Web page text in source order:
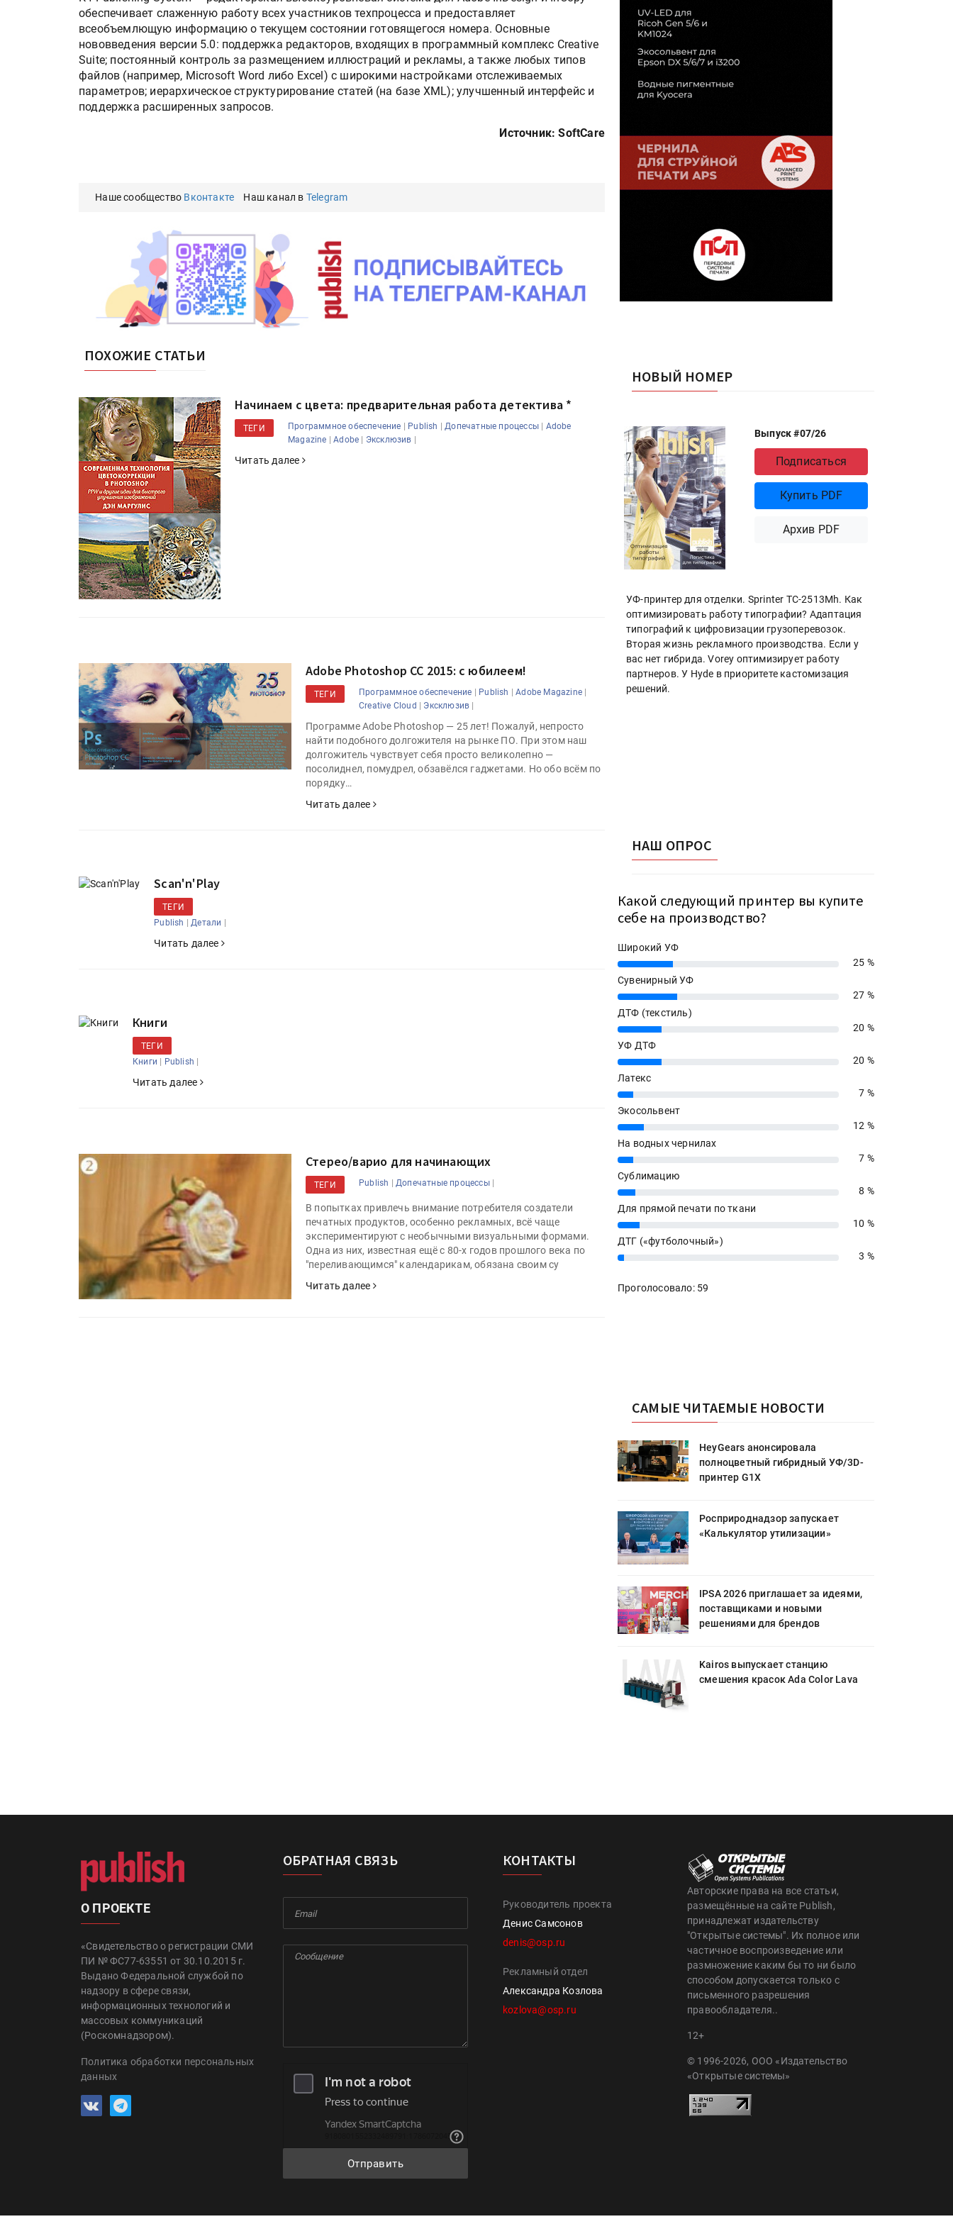
обеспечивает слаженную работу всех участников техпроцесса и предоставляет
всеобъемлющую информацию о текущем состоянии готовящегося номера. Основные
нововведения версии 5.0: поддержка редакторов, входящих в программный комплекс Сreative
Suite; постоянный контроль за размещением иллюстраций и рекламы, а также любых типов
файлов (например, Microsoft Word либо Excel) с широкими настройками отслеживаемых
параметров; иерархическое структурирование статей (на базе XML); улучшенный интерфейс и
поддержка расширенных запросов.
Источник: SoftCare
Наше сообщество Вконтакте Наш канал в Telegram
ПОХОЖИЕ СТАТЬИ
Начинаем с цвета: предварительная работа детектива *
ТЕГИ Программное обеспечение | Publish |Допечатные процессы | Adobe
Magazine |Adobe | Эксклюзив |
Читать далее
Adobe Photoshop CC 2015: с юбилеем!
ТЕГИ Программное обеспечение | Publish |Adobe Magazine |
Creative Cloud | Эксклюзив |
Программе Adobe Photoshop — 25 лет! Пожалуй, непросто
найти подобного долгожителя на рынке ПО. При этом наш
долгожитель чувствует себя просто великолепно —
посолиднел, помудрел, обзавёлся гаджетами. Но обо всём по
порядку…
Читать далее
Scan'n'Play
ТЕГИ
Publish |Детали |
Читать далее
Книги
ТЕГИ
Книги | Publish |
Читать далее
Стерео/варио для начинающих
ТЕГИ Publish |Допечатные процессы|
В попытках привлечь внимание потребителя создатели
печатных продуктов, особенно рекламных, всё чаще
экспериментируют с необычными визуальными формами.
Одна из них, известная ещё с 80-х годов прошлого века по
"переливающимся" календарикам, обязана своим су
Читать далее
НОВЫЙ НОМЕР
Выпуск #07/26
Подписаться
Купить PDF
Архив PDF
УФ-принтер для отделки. Sprinter ТС-2513Mh. Как
оптимизировать работу типографии? Адаптация
типографий к цифровизации грузоперевозок.
Вторая жизнь рекламного производства. Если у
вас нет гибрида. Vorey оптимизирует работу
партнеров. У Hyde в приоритете кастомизация
решений.
НАШ ОПРОС
Какой следующий принтер вы купите
себе на производство?
Широкий УФ
25%
25 %
Сувенирный УФ
27%
27 %
ДТФ (текстиль)
20%
20 %
УФ ДТФ
20%
20 %
Латекс
7%
7 %
Экосольвент
12%
12 %
На водных чернилах
7%
7 %
Сублимацию
8%
8 %
Для прямой печати по ткани
10%
10 %
ДТГ («футболочный»)
3% 3 %
Проголосовало: 59
САМЫЕ ЧИТАЕМЫЕ НОВОСТИ
HeyGears анонсировала
полноцветный гибридный УФ/3D-
принтер G1X
Росприроднадзор запускает
«Калькулятор утилизации»
IPSA 2026 приглашает за идеями,
поставщиками и новыми
решениями для брендов
Kairos выпускает станцию
смешения красок Ada Color Lava
О ПРОЕКТЕ
«Свидетельство о регистрации СМИ
ПИ № ФС77-63551 от 30.10.2015 г.
Выдано Федеральной службой по
надзору в сфере связи,
информационных технологий и
массовых коммуникаций
(Роскомнадзором).
Политика обработки персональных
данных
ОБРАТНАЯ СВЯЗЬ
Отправить
КОНТАКТЫ
Руководитель проекта
Денис Самсонов
denis@osp.ru
Рекламный отдел
Александра Козлова
kozlova@osp.ru
Авторские права на все статьи,
размещённые на сайте Publish,
принадлежат издательству
"Открытые системы". Их полное или
частичное воспроизведение или
размножение каким бы то ни было
способом допускается только с
письменного разрешения
правообладателя..
12+
© 1996-2026, ООО «Издательство
«Открытые системы»